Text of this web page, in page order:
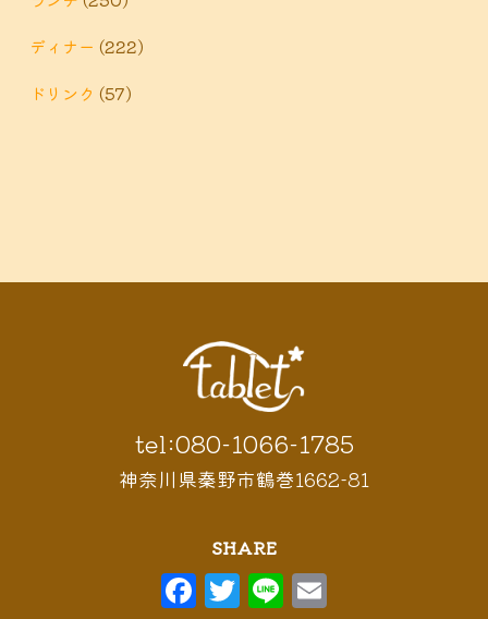
ディナー (222)
ドリンク (57)
tel:080-1066-1785
神奈川県秦野市鶴巻1662-81
SHARE
F T Li